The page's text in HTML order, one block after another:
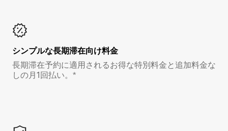
シンプルな長期滞在向け料金
長期滞在予約に適用されるお得な特別料金と追加料金な
しの月1回払い。*